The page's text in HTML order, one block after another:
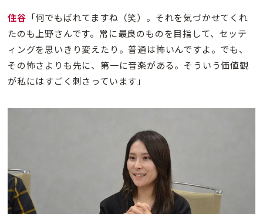
住谷 「何でもばれてますね（笑）。それを気づかせてくれ
たのも上野さんです。常に最良のものを目指して、セッテ
ィングを思いきり変えたり。普通は怖いんですよ。でも、
その怖さよりも先に、第一に音楽がある。そういう価値観
が私にはすごく刺さっています」